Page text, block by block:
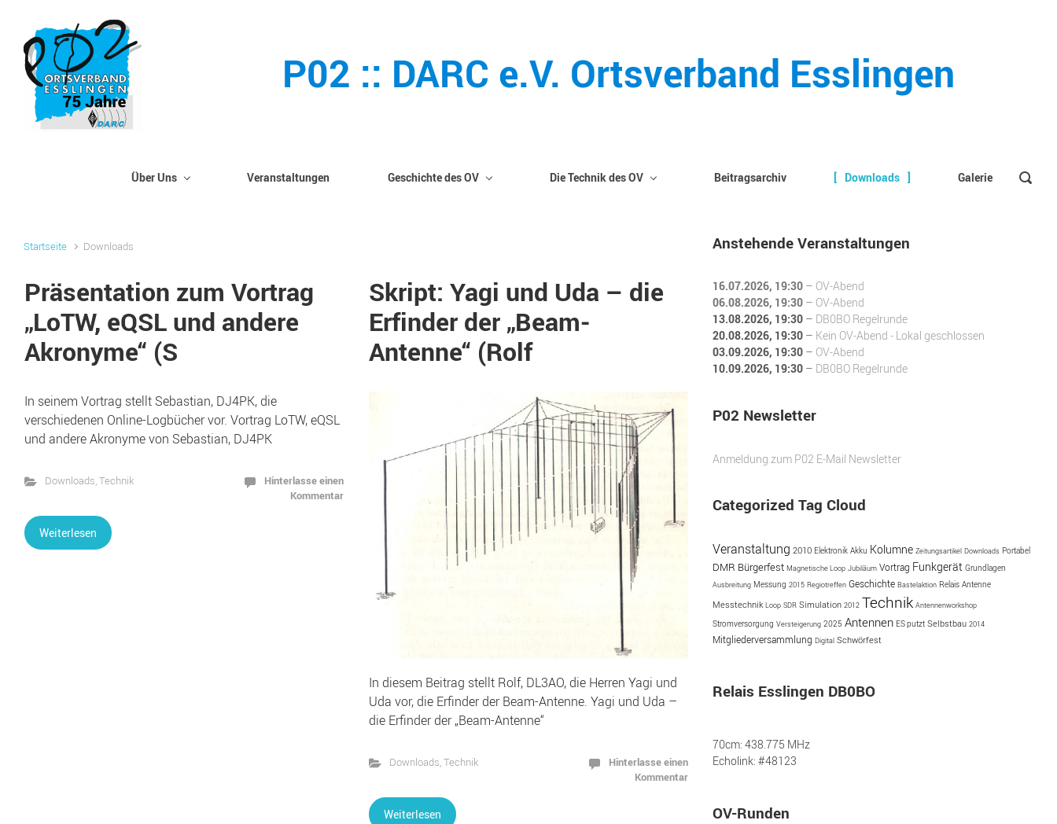
Zum Hauptinhalt springen
P02 :: DARC e.V. Ortsverband Esslingen
Über Uns Veranstaltungen Geschichte des OV Die Technik des OV Beitragsarchiv Downloads Galerie
Startseite Downloads
Präsentation zum Vortrag
„LoTW, eQSL und andere
Akronyme“ (S
In seinem Vortrag stellt Sebastian, DJ4PK, die
verschiedenen Online-Logbücher vor. Vortrag LoTW, eQSL
und andere Akronyme von Sebastian, DJ4PK
Downloads,Technik
Hinterlasse einen
Kommentar
Weiterlesen
Skript: Yagi und Uda – die
Erfinder der „Beam-
Antenne“ (Rolf
In diesem Beitrag stellt Rolf, DL3AO, die Herren Yagi und
Uda vor, die Erfinder der Beam-Antenne. Yagi und Uda –
die Erfinder der „Beam-Antenne“
Downloads,Technik
Hinterlasse einen
Kommentar
Weiterlesen
Anstehende Veranstaltungen
16.07.2026, 19:30 – OV-Abend
06.08.2026, 19:30 – OV-Abend
13.08.2026, 19:30 – DB0BO Regelrunde
20.08.2026, 19:30 – Kein OV-Abend - Lokal geschlossen
03.09.2026, 19:30 – OV-Abend
10.09.2026, 19:30 – DB0BO Regelrunde
P02 Newsletter
Anmeldung zum P02 E-Mail Newsletter
Categorized Tag Cloud
Veranstaltung 2010 Elektronik Akku Kolumne Zeitungsartikel Downloads Portabel
DMR Bürgerfest Magnetische Loop Jubiläum Vortrag Funkgerät Grundlagen
Ausbreitung Messung 2015 Regiotreffen Geschichte Bastelaktion Relais Antenne
Messtechnik Loop SDR Simulation 2012 Technik Antennenworkshop
Stromversorgung Versteigerung 2025 Antennen ES putzt Selbstbau 2014
Mitgliederversammlung Digital Schwörfest
Relais Esslingen DB0BO
70cm: 438.775 MHz
Echolink: #48123
OV-Runden